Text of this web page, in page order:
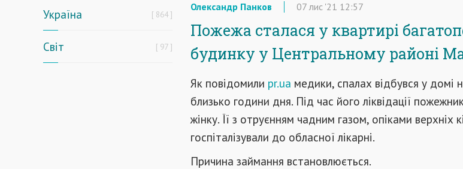
Україна 864
Світ 97
Олександр Панков 07 лис '21 12:57
Пожежа сталася у квартирі
будинку у Центральному районі
Як повідомили pr.ua медики, спалах відбувся у домі
близько години дня. Під час його ліквідації
жінку. Її з отруєнням чадним газом, опіками верхніх
госпіталізували до обласної лікарні.
Причина займання встановлюється.